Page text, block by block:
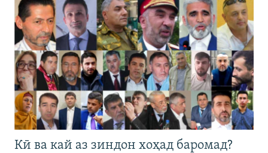
Кӣ ва кай аз зиндон хоҳад баромад?